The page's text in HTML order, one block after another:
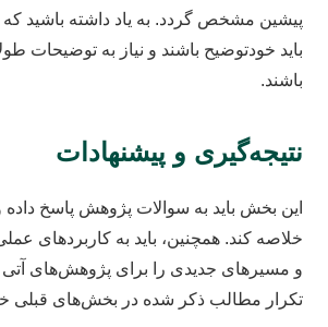
پیشین مشخص گردد. به یاد داشته باشید که
باید خودتوضیح باشند و نیاز به توضیحات
باشند.
نتیجه‌گیری و پیشنهادات
این بخش باید به سوالات پژوهش پاسخ داده
خلاصه کند. همچنین، باید به کاربردهای
و مسیرهای جدیدی را برای پژوهش‌های آتی
تکرار مطالب ذکر شده در بخش‌های قبلی